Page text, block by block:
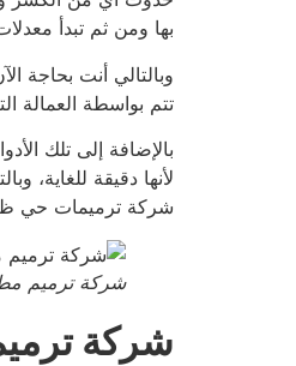
بها ومن ثم تبدأ
وبالتالي أنت بحاجة
تتم بواسطة العمالة
بالإضافة إلى تلك
لأنها دقيقة للغاية،
شركة ترميمات حي
شركة ترميم
شركة